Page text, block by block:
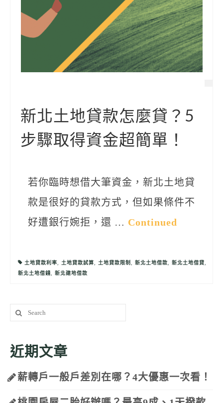
新北土地貸款怎麼貸？5
步驟取得資金超簡單！
若你臨時想借大筆資金，新北土地貸
款是很好的貸款方式，但如果條件不
好遭銀行婉拒，還 … Continued
土地貸款利率, 土地貸款試算, 土地貸款限制 , 新北土地借款, 新北土地借貸,
新北土地借錢, 新北建地借款
Search
for:
近期文章
薪轉戶一般戶差別在哪？4大優惠一次看！